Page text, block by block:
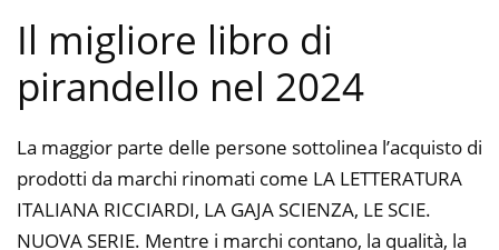
Il migliore libro di
pirandello nel 2024
La maggior parte delle persone sottolinea l’acquisto di
prodotti da marchi rinomati come LA LETTERATURA
ITALIANA RICCIARDI, LA GAJA SCIENZA, LE SCIE.
NUOVA SERIE. Mentre i marchi contano, la qualità, la